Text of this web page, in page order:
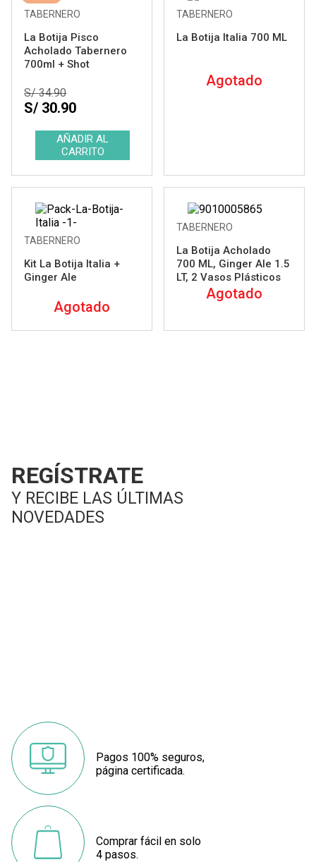
TABERNERO
La Botija Pisco
Acholado Tabernero
700ml + Shot
S/ 34.90
S/ 30.90
TABERNERO
La Botija Italia 700 ML
Agotado
TABERNERO
Kit La Botija Italia +
Ginger Ale
Agotado
TABERNERO
La Botija Acholado
700 ML, Ginger Ale 1.5
LT, 2 Vasos Plásticos
Agotado
REGÍSTRATE
Y RECIBE LAS ÚLTIMAS
NOVEDADES
Pagos 100% seguros,
página certificada.
Comprar fácil en solo
4 pasos.